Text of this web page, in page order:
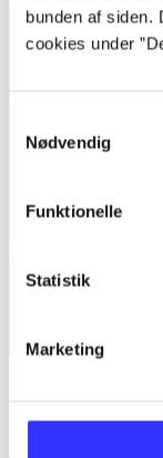
bunden af siden.
cookies under
Nødvendig
Funktionelle
Statistik
Marketing
Kaja Nylund (f.